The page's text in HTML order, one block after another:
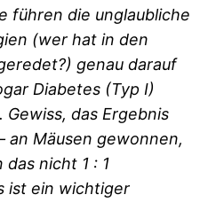
führen die unglaubliche
(wer hat in den
genau darauf
Diabetes (Typ I)
das Ergebnis
an Mäusen gewonnen,
nicht 1 : 1
ist ein wichtiger